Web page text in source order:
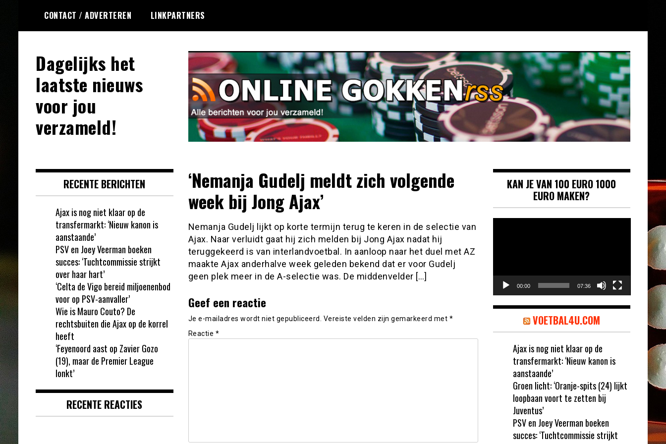
de
CONTACT / ADVERTEREN LINKPARTNERS
Dagelijks het
laatste nieuws
voor jou
verzameld!
‘Nemanja Gudelj meldt zich volgende
week bij Jong Ajax’
Nemanja Gudelj lijkt op korte termijn terug te keren in de selectie van
Ajax. Naar verluidt gaat hij zich melden bij Jong Ajax nadat hij
teruggekeerd is van interlandvoetbal. In aanloop naar het duel met AZ
maakte Ajax anderhalve week geleden bekend dat er voor Gudelj
geen plek meer in de A-selectie was. De middenvelder […]
Geef een reactie
Je e-mailadres wordt niet gepubliceerd. Vereiste velden zijn gemarkeerd met *
Reactie *
RECENTE BERICHTEN
Ajax is nog niet klaar op de
transfermarkt: ‘Nieuw kanon is
aanstaande’
PSV en Joey Veerman boeken
succes: ‘Tuchtcommissie strijkt
over haar hart’
‘Celta de Vigo bereid miljoenenbod
voor op PSV-aanvaller’
Wie is Mauro Couto? De
rechtsbuiten die Ajax op de korrel
heeft
‘Feyenoord aast op Zavier Gozo
(19), maar de Premier League
lonkt’
RECENTE REACTIES
KAN JE VAN 100 EURO 1000
EURO MAKEN?
00:00 07:36
VOETBAL4U.COM
Ajax is nog niet klaar op de
transfermarkt: ‘Nieuw kanon is
aanstaande’
Groen licht: ‘Oranje-spits (24) lijkt
loopbaan voort te zetten bij
Juventus’
PSV en Joey Veerman boeken
succes: ‘Tuchtcommissie strijkt